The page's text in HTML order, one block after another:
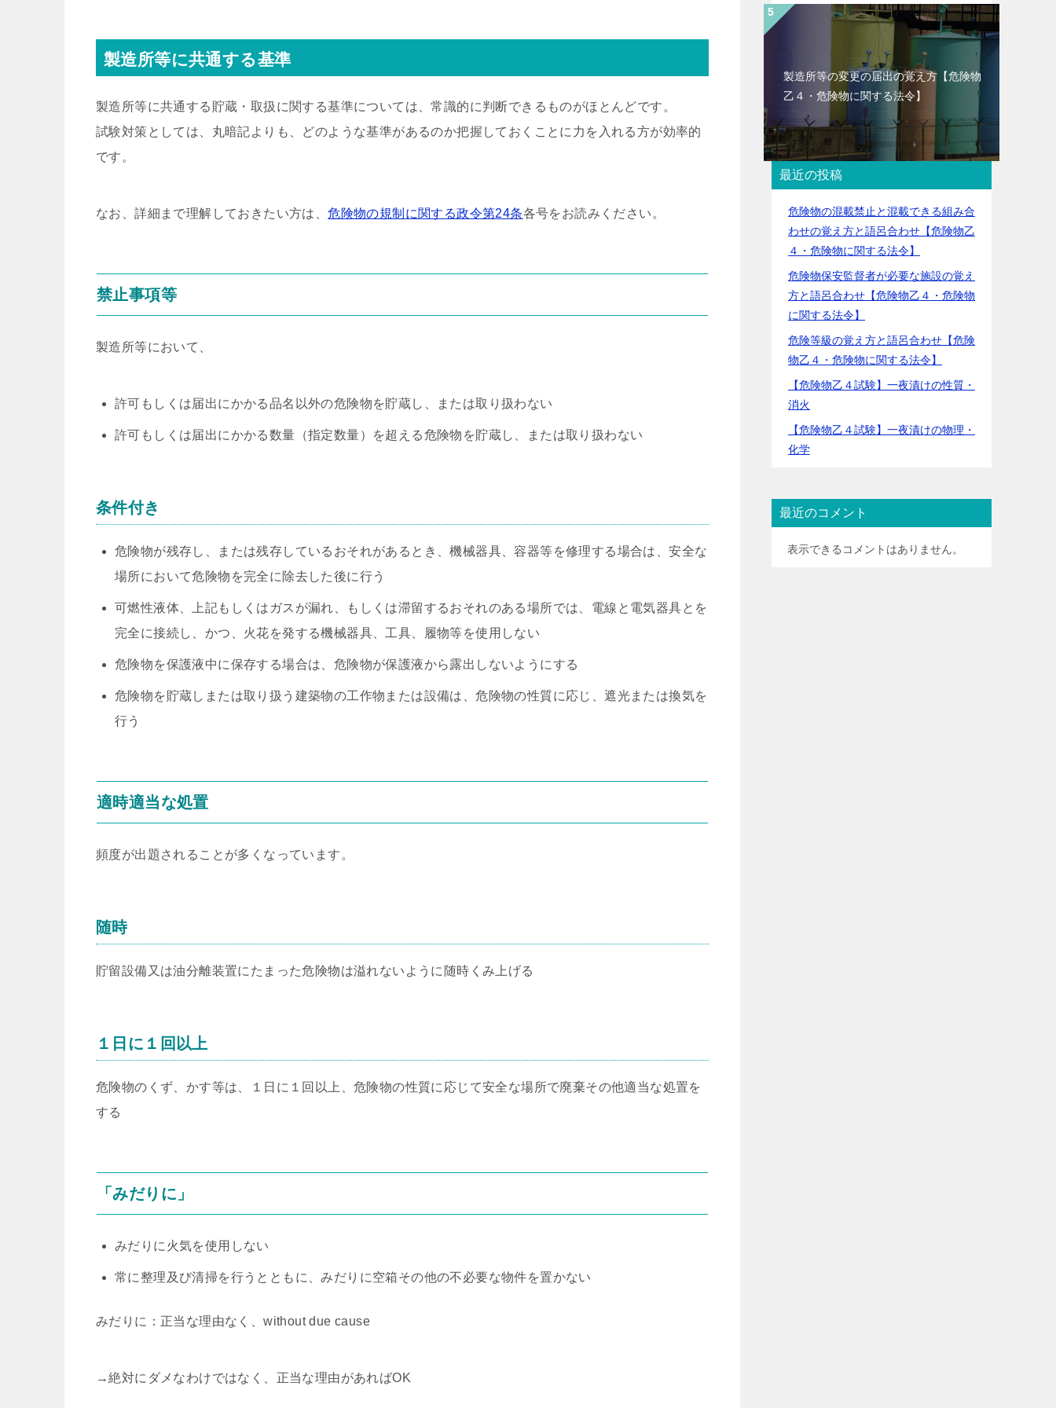
製造所等に共通する基準
製造所等に共通する貯蔵・取扱に関する基準については、常識的に判断できるものがほとんどです。
試験対策としては、丸暗記よりも、どのような基準があるのか把握しておくことに力を入れる方が効率的
です。
なお、詳細まで理解しておきたい方は、危険物の規制に関する政令第24条各号をお読みください。
禁止事項等
製造所等において、
許可もしくは届出にかかる品名以外の危険物を貯蔵し、または取り扱わない
許可もしくは届出にかかる数量（指定数量）を超える危険物を貯蔵し、または取り扱わない
条件付き
危険物が残存し、または残存しているおそれがあるとき、機械器具、容器等を修理する場合は、安全な
場所において危険物を完全に除去した後に行う
可燃性液体、上記もしくはガスが漏れ、もしくは滞留するおそれのある場所では、電線と電気器具とを
完全に接続し、かつ、火花を発する機械器具、工具、履物等を使用しない
危険物を保護液中に保存する場合は、危険物が保護液から露出しないようにする
危険物を貯蔵しまたは取り扱う建築物の工作物または設備は、危険物の性質に応じ、遮光または換気を
行う
適時適当な処置
頻度が出題されることが多くなっています。
随時
貯留設備又は油分離装置にたまった危険物は溢れないように随時くみ上げる
１日に１回以上
危険物のくず、かす等は、１日に１回以上、危険物の性質に応じて安全な場所で廃棄その他適当な処置を
する
「みだりに」
みだりに火気を使用しない
常に整理及び清掃を行うとともに、みだりに空箱その他の不必要な物件を置かない
みだりに：正当な理由なく、without due cause
→絶対にダメなわけではなく、正当な理由があればOK
製造所等の変更の届出の覚え方【危険物
乙４・危険物に関する法令】
最近の投稿
危険物の混載禁止と混載できる組み合
わせの覚え方と語呂合わせ【危険物乙
４・危険物に関する法令】
危険物保安監督者が必要な施設の覚え
方と語呂合わせ【危険物乙４・危険物
に関する法令】
危険等級の覚え方と語呂合わせ【危険
物乙４・危険物に関する法令】
【危険物乙４試験】一夜漬けの性質・
消火
【危険物乙４試験】一夜漬けの物理・
化学
最近のコメント
表示できるコメントはありません。